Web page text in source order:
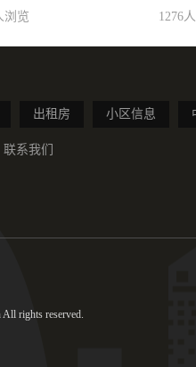
浏览 1276
出租房 小区信息
联系我们
rights reserved.